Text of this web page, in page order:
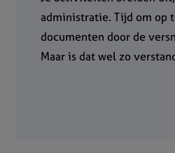
administratie. Tijd om op
documenten door de
Maar is dat wel zo